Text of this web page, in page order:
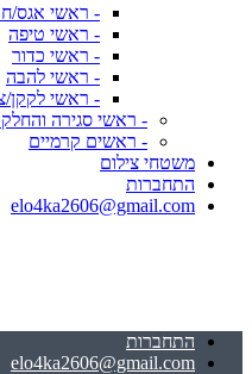
- ראשי אגס/
- ראשי טיפה
- ראשי כדור
- ראשי להבה
- ראשי לקקן/
- ראשי סגירה
- ראשים קרמיים
משטחי צילום
התחברות
elo4ka2606@gmail.com
התחברות
elo4ka2606@gmail.com